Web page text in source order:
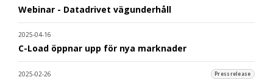
Webinar - Datadrivet vägunderhåll
2025-04-16
C-Load öppnar upp för nya marknader
2025-02-26 Pressrelease